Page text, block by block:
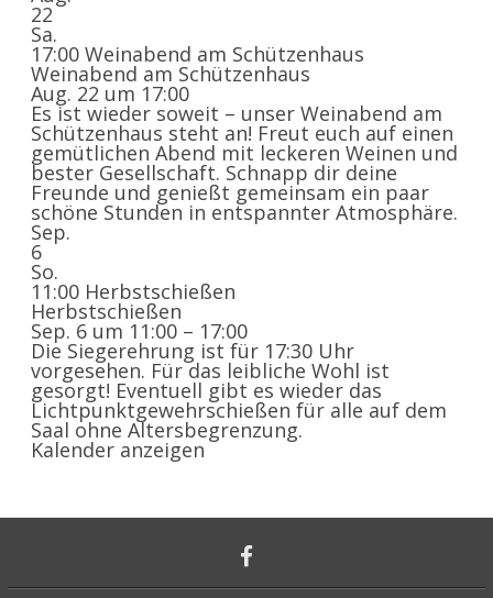
22
Sa.
17:00 Weinabend am Schützenhaus
Weinabend am Schützenhaus
Aug. 22 um 17:00
Es ist wieder soweit – unser Weinabend am
Schützenhaus steht an! Freut euch auf einen
gemütlichen Abend mit leckeren Weinen und
bester Gesellschaft. Schnapp dir deine
Freunde und genießt gemeinsam ein paar
schöne Stunden in entspannter Atmosphäre.
Sep.
6
So.
11:00 Herbstschießen
Herbstschießen
Sep. 6 um 11:00 – 17:00
Die Siegerehrung ist für 17:30 Uhr
vorgesehen. Für das leibliche Wohl ist
gesorgt! Eventuell gibt es wieder das
Lichtpunktgewehrschießen für alle auf dem
Saal ohne Altersbegrenzung.
Kalender anzeigen